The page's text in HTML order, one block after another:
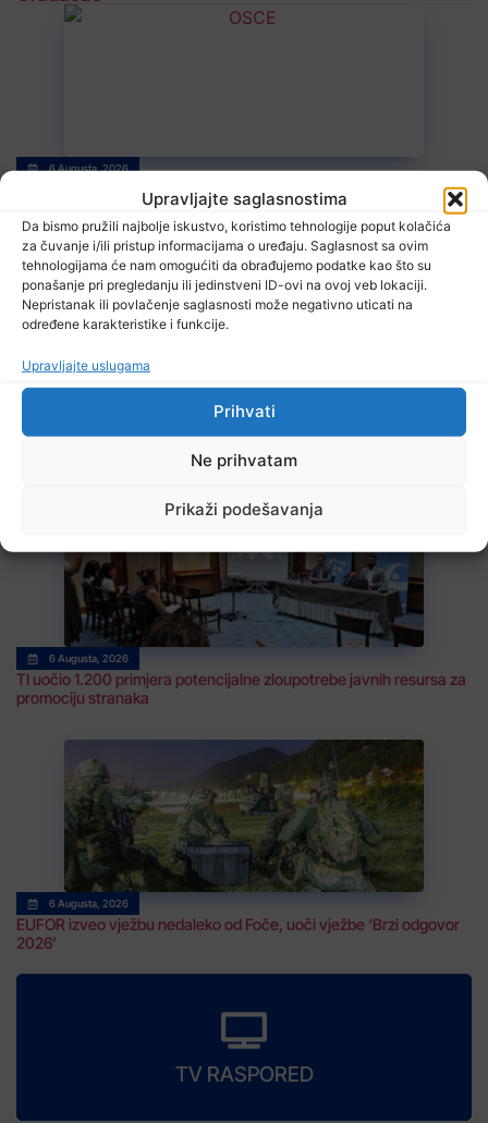
Upravljajte saglasnostima
Da bismo pružili najbolje iskustvo, koristimo tehnologije poput kolačića
za čuvanje i/ili pristup informacijama o uređaju. Saglasnost sa ovim
tehnologijama će nam omogućiti da obrađujemo podatke kao što su
ponašanje pri pregledanju ili jedinstveni ID-ovi na ovoj veb lokaciji.
Nepristanak ili povlačenje saglasnosti može negativno uticati na
određene karakteristike i funkcije.
Upravljajte uslugama
Prihvati
Ne prihvatam
Prikaži podešavanja
6 Augusta, 2026
Misija OSCE u BiH: Novinari moraju imati mogućnost da svoj posao
obavljaju slobodno i sigurno
U BiH nema slučajeva ciklosporijaze, epidemija i dalje traje u SAD-
6 Augusta, 2026
TI uočio 1.200 primjera potencijalne zloupotrebe javnih resursa za
promociju stranaka
6 Augusta, 2026
EUFOR izveo vježbu nedaleko od Foče, uoči vježbe ‘Brzi odgovor
2026’
TV RASPORED